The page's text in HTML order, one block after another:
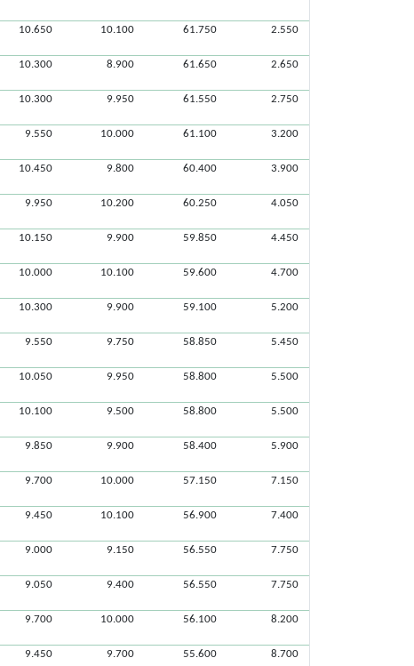
10.650 10.100 61.750 2.550
10.300 8.900 61.650 2.650
10.300 9.950 61.550 2.750
9.550 10.000 61.100 3.200
10.450 9.800 60.400 3.900
9.950 10.200 60.250 4.050
10.150 9.900 59.850 4.450
10.000 10.100 59.600 4.700
10.300 9.900 59.100 5.200
9.550 9.750 58.850 5.450
10.050 9.950 58.800 5.500
10.100 9.500 58.800 5.500
9.850 9.900 58.400 5.900
9.700 10.000 57.150 7.150
9.450 10.100 56.900 7.400
9.000 9.150 56.550 7.750
9.050 9.400 56.550 7.750
9.700 10.000 56.100 8.200
9.450 9.700 55.600 8.700